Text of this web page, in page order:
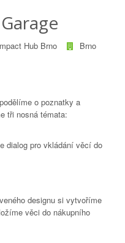
Hub Brno
Brno
o poznatky a
tři nosná témata:
dialog pro vkládání věcí do
designu si vytvoříme
věci do nákupního